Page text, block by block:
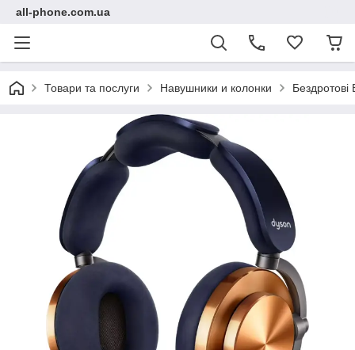
all-phone.com.ua
Товари та послуги Навушники и колонки